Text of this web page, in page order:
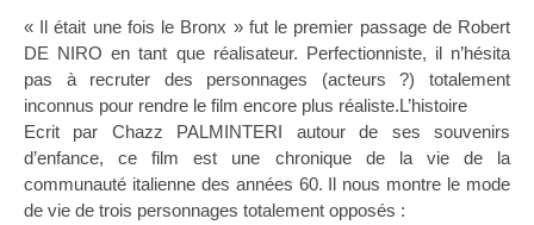
« Il était une fois le Bronx » fut le premier passage de Robert
DE NIRO en tant que réalisateur. Perfectionniste, il n’hésita
pas à recruter des personnages (acteurs ?) totalement
inconnus pour rendre le film encore plus réaliste.L’histoire
Ecrit par Chazz PALMINTERI autour de ses souvenirs
d’enfance, ce film est une chronique de la vie de la
communauté italienne des années 60. Il nous montre le mode
de vie de trois personnages totalement opposés :